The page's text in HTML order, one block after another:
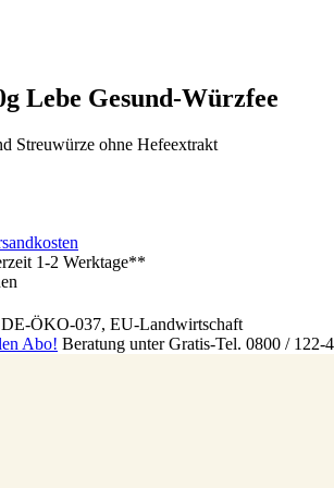
Lebe Gesund-Würzfee
Streuwürze ohne Hefeextrakt
1-2 Werktage**
DE-ÖKO-037, EU-Landwirtschaft
Abo! Beratung unter Gratis-Tel. 0800 / 122-